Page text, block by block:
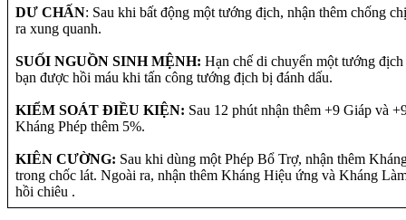
DƯ CHẤN: Sau khi bất động một tướng địch, nhận thêm chống
ra xung quanh.
SUỐI NGUỒN SINH MỆNH: Hạn chế di chuyển một tướng
bạn được hồi máu khi tấn công tướng địch bị đánh dấu.
KIỂM SOÁT ĐIỀU KIỆN: Sau 12 phút nhận thêm +9 Giáp và
Kháng Phép thêm 5%.
KIÊN CƯỜNG: Sau khi dùng một Phép Bổ Trợ, nhận thêm
trong chốc lát. Ngoài ra, nhận thêm Kháng Hiệu ứng và Kháng
hồi chiêu .